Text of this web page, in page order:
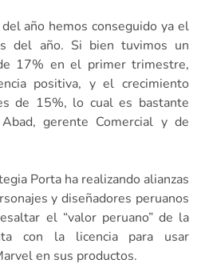
año hemos conseguido ya el
del año. Si bien tuvimos un
17% en el primer trimestre,
positiva, y el crecimiento
de 15%, lo cual es bastante
gerente Comercial y de
Porta ha realizando alianzas
y diseñadores peruanos
el “valor peruano” de la
con la licencia para usar
en sus productos.